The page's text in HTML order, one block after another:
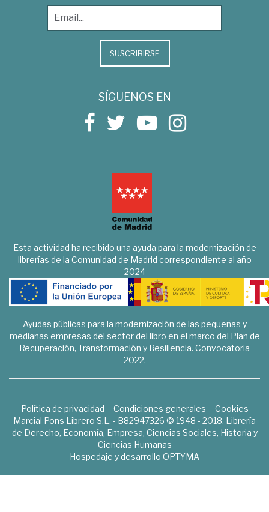
SUSCRIBIRSE
SÍGUENOS EN
Esta actividad ha recibido una ayuda para la modernización de
librerías de la Comunidad de Madrid correspondiente al año
2024
Ayudas públicas para la modernización de las pequeñas y
medianas empresas del sector del libro en el marco del Plan de
Recuperación, Transformación y Resiliencia. Convocatoria
2022.
Política de privacidad Condiciones generales
Cookies
Marcial Pons Librero S.L. - B82947326 © 1948 - 2018. Librería
de Derecho, Economía, Empresa, Ciencias Sociales, Historia y
Ciencias Humanas
Hospedaje y desarrollo OPTYMA